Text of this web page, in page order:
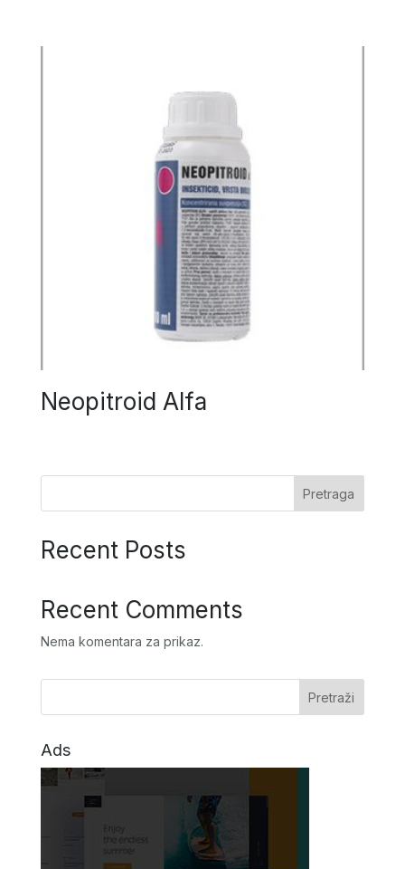
Neopitroid Alfa
Pretraga
Recent Posts
Recent Comments
Nema komentara za prikaz.
Ads